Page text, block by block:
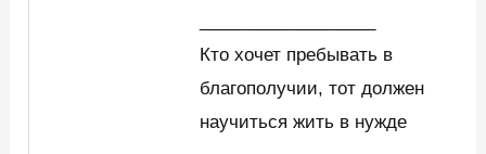
Кто хочет пребывать в
благополучии, тот должен
научиться жить в нужде